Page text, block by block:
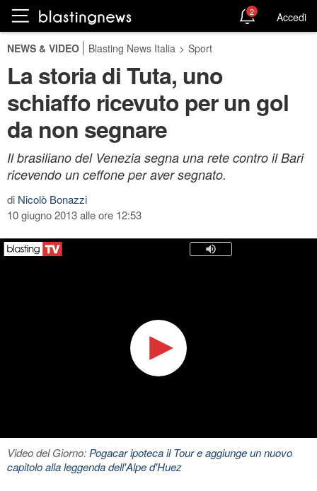
2 Accedi
NEWS & VIDEO Blasting News Italia > Sport
La storia di Tuta, uno
schiaffo ricevuto per un gol
da non segnare
Il brasiliano del Venezia segna una rete contro il Bari
ricevendo un ceffone per aver segnato.
di Nicolò Bonazzi
10 giugno 2013 alle ore 12:53
Video del Giorno: Pogacar ipoteca il Tour e aggiunge un nuovo
capitolo alla leggenda dell'Alpe d'Huez